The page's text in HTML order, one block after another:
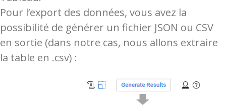
Pour l’export des données, vous avez la
possibilité de générer un fichier JSON ou CSV
en sortie (dans notre cas, nous allons extraire
la table en .csv) :